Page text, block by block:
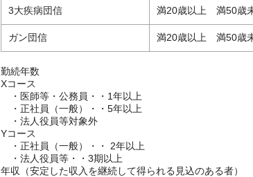
3大疾病団信 満20歳以上 満50歳
ガン団信 満20歳以上 満50歳
勤続年数
Xコース
・医師等・公務員・・1年以上
・正社員（一般）・・5年以上
・法人役員等対象外
Yコース
・正社員（一般）・・ 2年以上
・法人役員等・・3期以上
年収（安定した収入を継続して得られる見込のある者）